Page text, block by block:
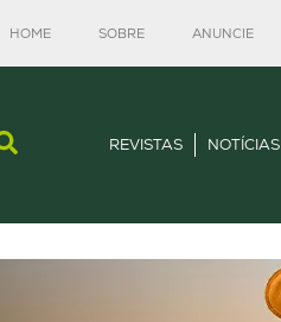
HOME SOBRE ANUNCIE
REVISTAS NOTÍCIAS